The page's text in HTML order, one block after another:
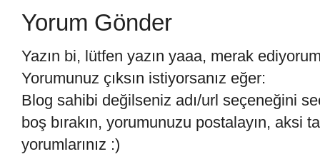
Yorum Gönder
Yazın bi, lütfen yazın yaaa, merak
Yorumunuz çıksın istiyorsanız eğer:
Blog sahibi değilseniz adı/url seçeneğini
boş bırakın, yorumunuzu postalayın, aksi
yorumlarınız :)